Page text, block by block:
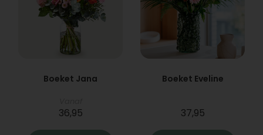
Boeket Jana
36,95
Boeket Eveline
37,95